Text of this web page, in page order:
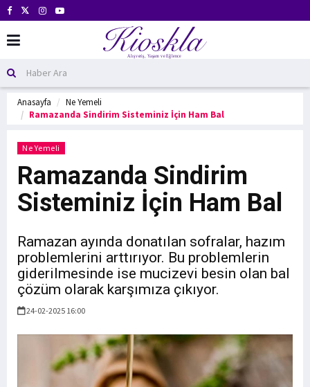
Anasayfa
Ne Yemeli
Ramazanda Sindirim Sisteminiz İçin Ham Bal
Ne Yemeli
Ramazanda Sindirim
Sisteminiz İçin Ham Bal
Ramazan ayında donatılan sofralar, hazım
problemlerini arttırıyor. Bu problemlerin
giderilmesinde ise mucizevi besin olan bal
çözüm olarak karşımıza çıkıyor.
24-02-2025 16:00